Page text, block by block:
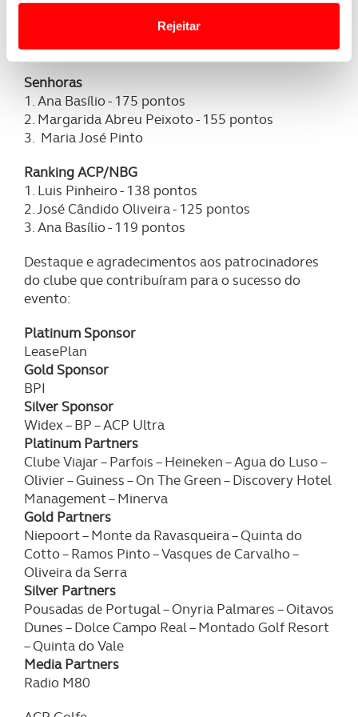
personalizar conteúdos e anúncios, para lhe proporcionar
funcionalidades de redes sociais, bem como para
analisar dados de navegação no nosso website.
utilização do nosso site de publicidade e de análise, com
parceiros e organizações na UE e em países terceiros.
O ACP garantirá que as transferências internacionais de
consentimento e quando tal se afigure estritamente
necessário no contexto dos serviços a prestar.
tecnologias similares pode ter impacto na sua
experiência de navegação no Website e nos serviços
disponibilizados.
Consulte a política de cookies do site.
Rejeitar
1. Margarida Abreu Peixoto - 118 pontos
2. Luis Martins - 100 pontos
Senhoras
1. Ana Basílio - 175 pontos
2. Margarida Abreu Peixoto - 155 pontos
3. Maria José Pinto
Ranking ACP/NBG
1. Luis Pinheiro - 138 pontos
2. José Cândido Oliveira - 125 pontos
3. Ana Basílio - 119 pontos
Destaque e agradecimentos aos patrocinadores
do clube que contribuíram para o sucesso do
evento:
Platinum Sponsor
LeasePlan
Gold Sponsor
BPI
Silver Sponsor
Widex – BP – ACP Ultra
Platinum Partners
Clube Viajar – Parfois – Heineken – Agua do Luso –
Olivier – Guiness – On The Green – Discovery Hotel
Management – Minerva
Gold Partners
Niepoort – Monte da Ravasqueira – Quinta do
Cotto – Ramos Pinto – Vasques de Carvalho –
Oliveira da Serra
Silver Partners
Pousadas de Portugal – Onyria Palmares – Oitavos
Dunes – Dolce Campo Real – Montado Golf Resort
– Quinta do Vale
Media Partners
Radio M80